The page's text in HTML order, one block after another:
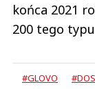
końca 2021
200 tego
#GLOVO